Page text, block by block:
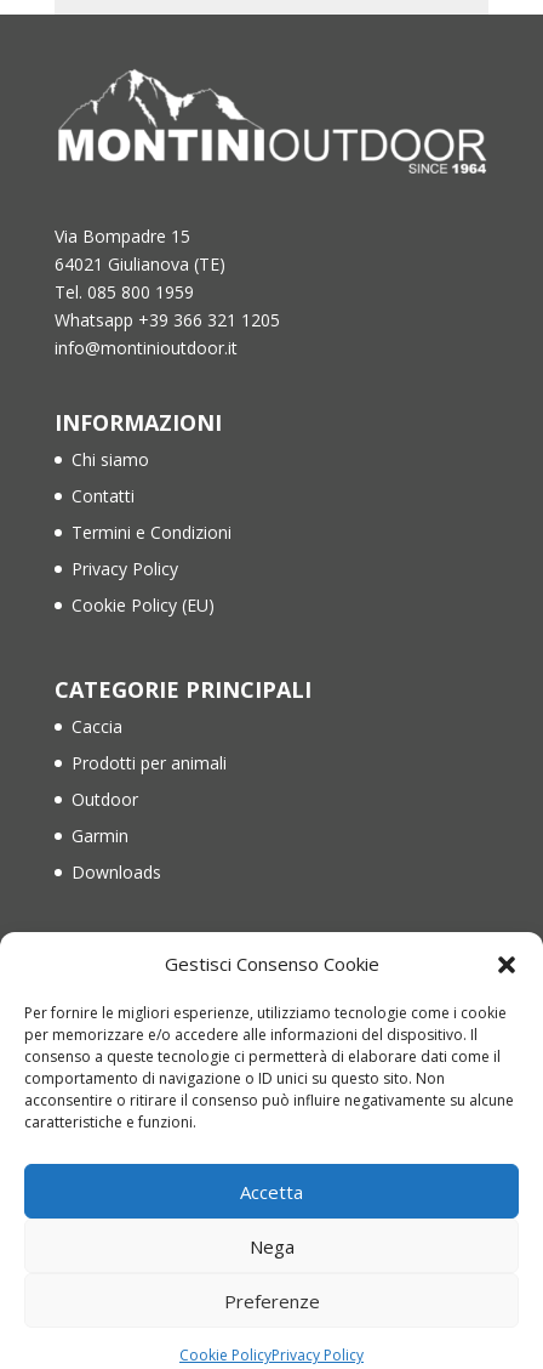
Gestisci Consenso Cookie
Per fornire le migliori esperienze, utilizziamo tecnologie come i cookie
per memorizzare e/o accedere alle informazioni del dispositivo. Il
consenso a queste tecnologie ci permetterà di elaborare dati come il
comportamento di navigazione o ID unici su questo sito. Non
acconsentire o ritirare il consenso può influire negativamente su alcune
caratteristiche e funzioni.
Accetta
Nega
Preferenze
Cookie PolicyPrivacy Policy
Via Bompadre 15
64021 Giulianova (TE)
Tel. 085 800 1959
Whatsapp +39 366 321 1205
info@montinioutdoor.it
INFORMAZIONI
Chi siamo
Contatti
Termini e Condizioni
Privacy Policy
Cookie Policy (EU)
CATEGORIE PRINCIPALI
Caccia
Prodotti per animali
Outdoor
Garmin
Downloads
IL MIO ACCOUNT
Recupera password
Carrello
Richiesta di reso
Copyright © 2022 montinioutdoor.it | P.IVA
|Privacy Policy|Cookie Policy